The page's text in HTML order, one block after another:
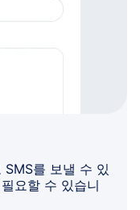
를 보낼 수 있
요할 수 있습니